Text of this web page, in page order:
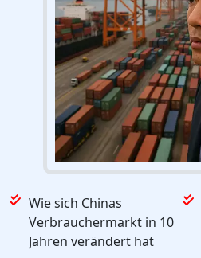
Wie sich Chinas
Verbrauchermarkt in 10
Jahren verändert hat